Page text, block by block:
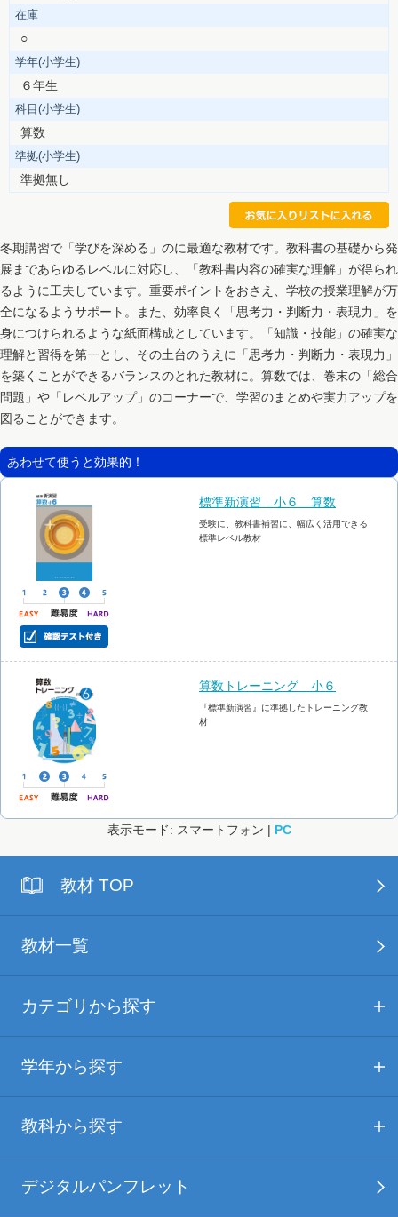
在庫
○
学年(小学生)
６年生
科目(小学生)
算数
準拠(小学生)
準拠無し
冬期講習で「学びを深める」のに最適な教材です。教科書の基礎から発
展まであらゆるレベルに対応し、「教科書内容の確実な理解」が得られ
るように工夫しています。重要ポイントをおさえ、学校の授業理解が万
全になるようサポート。また、効率良く「思考力・判断力・表現力」を
身につけられるような紙面構成としています。「知識・技能」の確実な
理解と習得を第一とし、その土台のうえに「思考力・判断力・表現力」
を築くことができるバランスのとれた教材に。算数では、巻末の「総合
問題」や「レベルアップ」のコーナーで、学習のまとめや実力アップを
図ることができます。
あわせて使うと効果的！
標準新演習 小６ 算数
受験に、教科書補習に、幅広く活用できる
標準レベル教材
算数トレーニング 小６
『標準新演習』に準拠したトレーニング教
材
表示モード: スマートフォン | PC
教材 TOP
教材一覧
カテゴリから探す
学年から探す
教科から探す
デジタルパンフレット